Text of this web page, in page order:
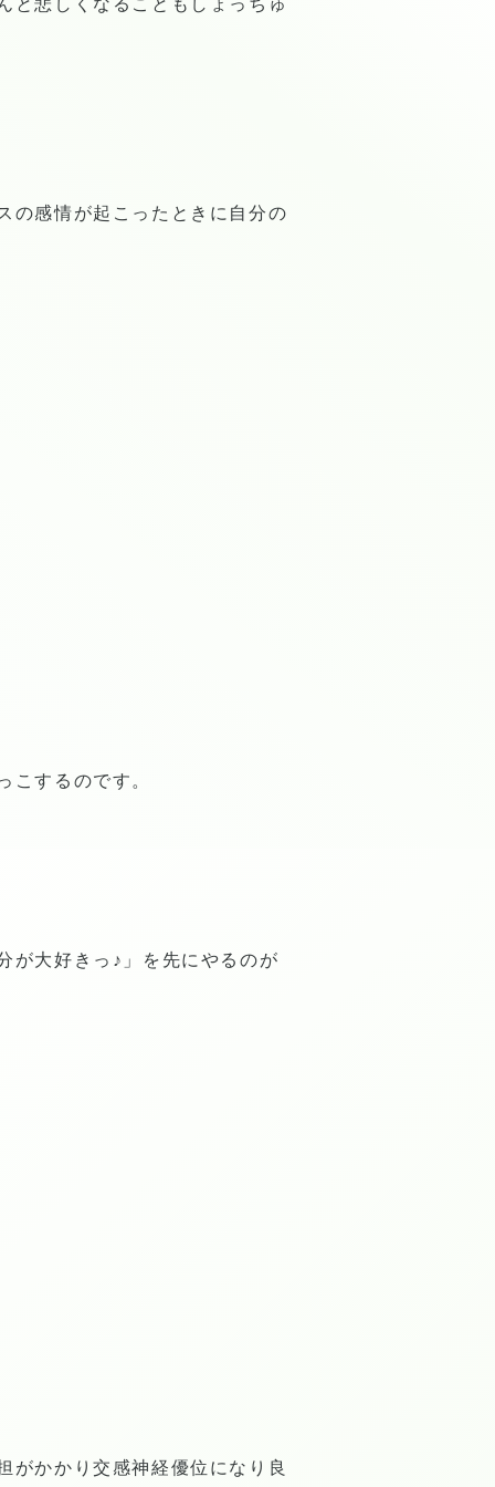
と悲しくなることもしょっちゅ
の感情が起こったときに自分の
こするのです。
が大好きっ♪」を先にやるのが
がかかり交感神経優位になり良